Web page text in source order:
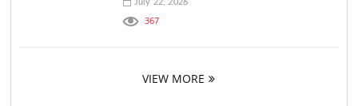
July 22, 2026
367
VIEW MORE